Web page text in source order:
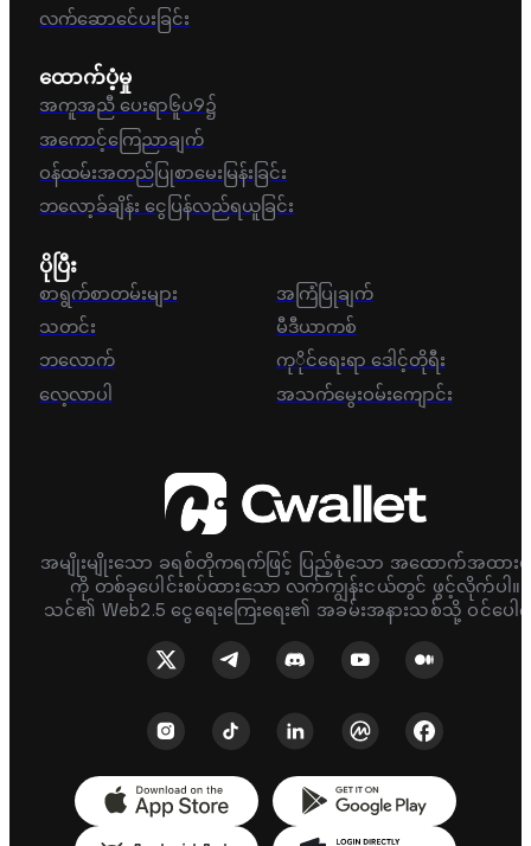
အမျိုးမျိုးသော ခရစ်တိုကရက်ဖြင့် ပြည့်စုံသော အထောက်အထားမျ
ကို တစ်ခုပေါင်းစပ်ထားသော လက်ကျွန်းငယ်တွင် ဖွင့်လိုက်ပါ။
သင်၏ Web2.5 ငွေရေးကြေးရေး၏ အခမ်းအနားသစ်သို့ ဝင်ပေါ
လက်ဆောင်ေပးခြင်း
ထောက်ပံ့မှု
အကူအညီ ပေးရာ၆ူပ9၌
အကောင့်ကြေညာချက်
ဝန်ထမ်းအတည်ပြုစာမေးမြန်းခြင်း
ဘလော့ခ်ချိန်း ငွေပြန်လည်ရယူခြင်း
ပိုပြီး
စာရွက်စာတမ်းများ
သတင်း
ဘလောက်
လေ့လာပါ
အကြံပြုချက်
မီဒီယာကစ်
ကုိုင်ရေးရာ ဒေါင့်တိုရီး
အသက်မွေးဝမ်းကျောင်း